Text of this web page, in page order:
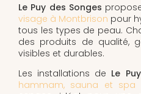
Le Puy des Songes
visage à Montbrison pour
tous les types de peau.
des produits de qualité,
visibles et durables.
Les installations de Le
hammam, sauna et spa